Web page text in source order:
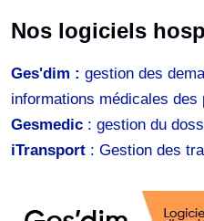
Nos logiciels
Ges'dim : gestion des
informations médicales des
Gesmedic : gestion du
iTransport : Gestion des